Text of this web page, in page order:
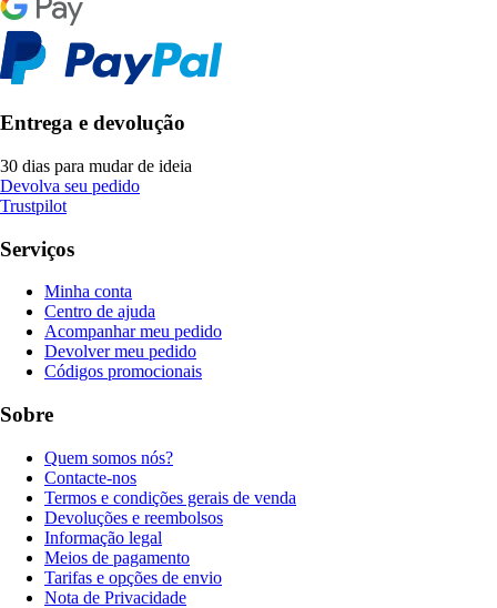
Entrega e devolução
30 dias para mudar de ideia
Devolva seu pedido
Trustpilot
Serviços
Minha conta
Centro de ajuda
Acompanhar meu pedido
Devolver meu pedido
Códigos promocionais
Sobre
Quem somos nós?
Contacte-nos
Termos e condições gerais de venda
Devoluções e reembolsos
Informação legal
Meios de pagamento
Tarifas e opções de envio
Nota de Privacidade